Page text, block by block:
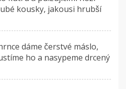
kousky, jakousi hrubší
dáme čerstvé máslo,
ho a nasypeme drcený